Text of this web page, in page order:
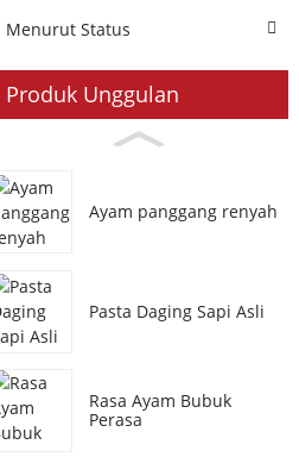
Menurut Status
Produk Unggulan
Ayam panggang renyah
Pasta Daging Sapi Asli
Rasa Ayam Bubuk
Perasa